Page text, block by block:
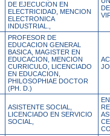
DE EJECUCION EN
ELECTRICIDAD, MENCION
ELECTRONICA
INDUSTRIAL.,
PROFESOR DE
EDUCACION GENERAL
BASICA, MAGISTER EN
EDUCACION, MENCION
CURRICULO, LICENCIADO
EN EDUCACION,
PHILOSOPHIAE DOCTOR
(PH. D.)
ASISTENTE SOCIAL,
LICENCIADO EN SERVICIO
SOCIAL,